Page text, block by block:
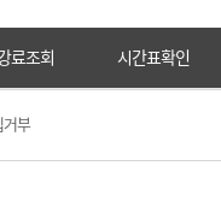
원서접수
료조회 시간표확인
거부